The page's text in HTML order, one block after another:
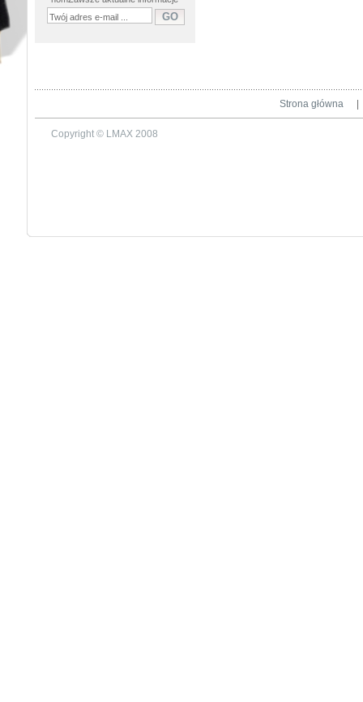
Strona główna
Copyright © LMAX 2008